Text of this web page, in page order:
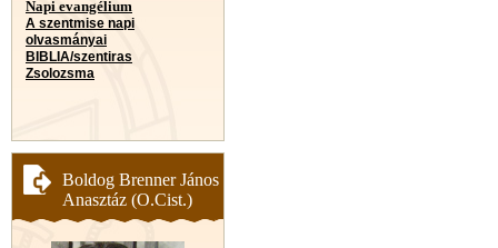
Napi evangélium
A szentmise napi
olvasmányai
BIBLIA/szentiras
Zsolozsma
Boldog Brenner János
Anasztáz (O.Cist.)